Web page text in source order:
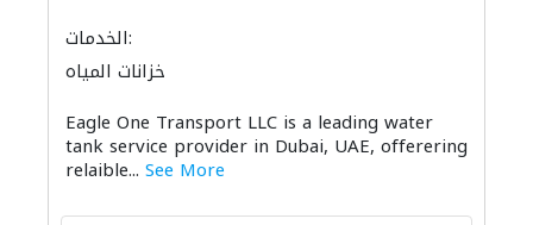
الخدمات:
خزانات المياه
Eagle One Transport LLC is a leading water
tank service provider in Dubai, UAE, offerering
relaible... See More